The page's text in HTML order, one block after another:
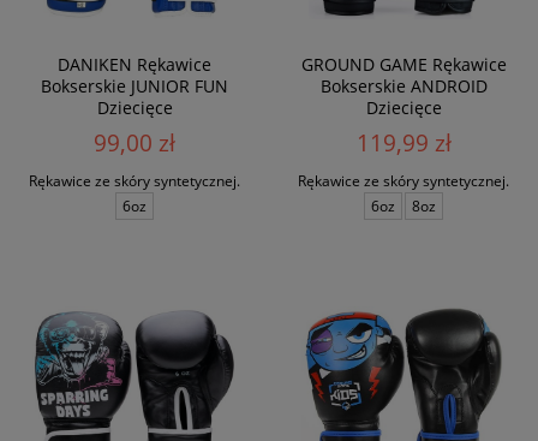
DANIKEN Rękawice
Bokserskie JUNIOR FUN
Dziecięce
99,00 zł
Rękawice ze skóry syntetycznej.
6oz
GROUND GAME Rękawice
Bokserskie ANDROID
Dziecięce
119,99 zł
Rękawice ze skóry syntetycznej.
6oz
8oz